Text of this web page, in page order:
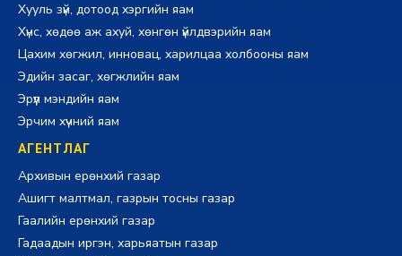
Хууль зүй, дотоод хэргийн яам
Хүнс, хөдөө аж ахуй, хөнгөн үйлдвэрийн яам
Цахим хөгжил, инновац, харилцаа холбооны яам
Эдийн засаг, хөгжлийн яам
Эрүүл мэндийн яам
Эрчим хүчний яам
АГЕНТЛАГ
Архивын ерөнхий газар
Ашигт малтмал, газрын тосны газар
Гаалийн ерөнхий газар
Гадаадын иргэн, харьяатын газар